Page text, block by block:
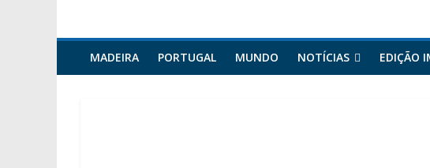
MADEIRA PORTUGAL MUNDO NOTÍCIAS EDIÇÃO